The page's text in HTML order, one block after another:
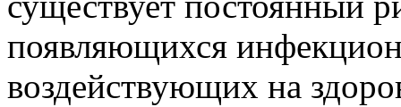
появляющихся
воздействующих на